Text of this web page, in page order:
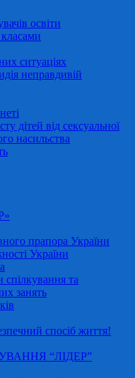
освіти
класами
ситуаціях
неправдивій
дітей від сексуальної
насильства
прапора України
України
спілкування та
занять
спосіб життя!
“ЛІДЕР”